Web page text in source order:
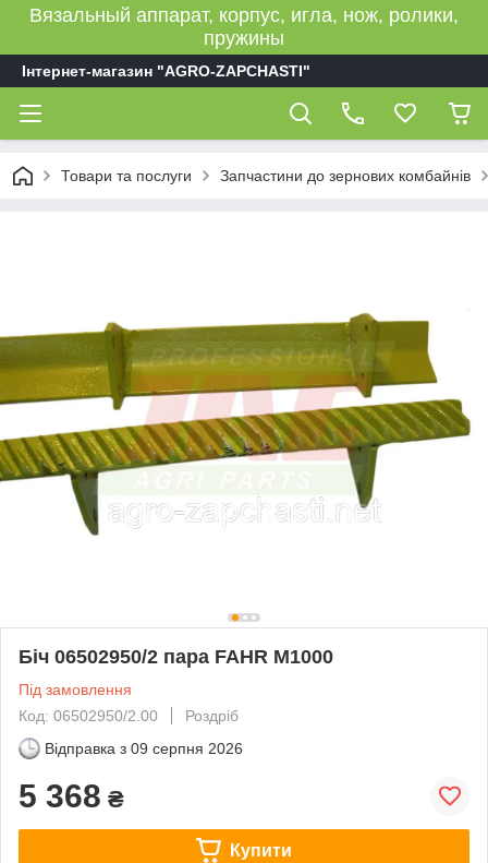
Вязальный аппарат, корпус, игла, нож, ролики,
пружины
Інтернет-магазин "AGRO-ZAPCHASTI"
Товари та послуги Запчастини до зернових комбайнів
Біч 06502950/2 пара FAHR M1000
Під замовлення
Код: 06502950/2.00
Роздріб
Відправка з 09 серпня 2026
5 368 ₴
Купити